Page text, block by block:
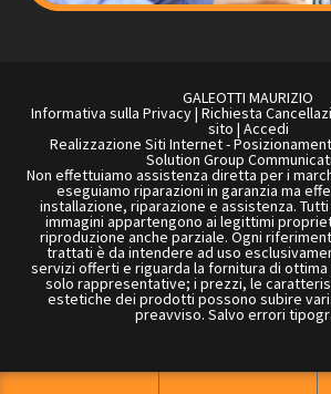
GALEOTTI MAURIZIO
Informativa sulla Privacy| Richiesta
sito | Accedi
Realizzazione Siti Internet-
Solution Group
Non effettuiamo assistenza diretta per i
eseguiamo riparazioni in garanzia ma
installazione, riparazione e assistenza.
immagini appartengono ai legittimi
riproduzione anche parziale. Ogni
trattati è da intendere ad uso
servizi offerti e riguarda la fornitura di
solo rappresentative; i prezzi, le
estetiche dei prodotti possono subire
preavviso. Salvo errori